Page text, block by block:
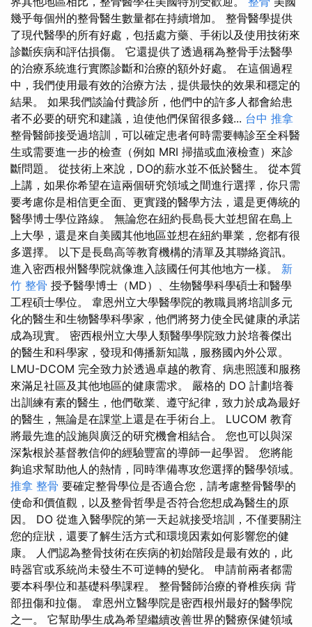
幾乎每個州的整骨醫生數量都在持續增加。 整骨醫學提供
了現代醫學的所有好處，包括處方藥、手術以及使用技術來
診斷疾病和評估損傷。 它還提供了透過稱為整骨手法醫學
的治療系統進行實際診斷和治療的額外好處。 在這個過程
中，我們使用最有效的治療方法，提供最快的效果和穩定的
結果。 如果我們談論付費診所，他們中的許多人都會給患
者不必要的研究和建議，迫使他們保留很多錢... 台中 推拿
整骨醫師接受過培訓，可以確定患者何時需要轉診至全科醫
生或需要進一步的檢查（例如 MRI 掃描或血液檢查）來診
斷問題。 從技術上來說，DO的薪水並不低於醫生。 從本質
上講，如果你希望在這兩個研究領域之間進行選擇，你只需
要考慮你是相信更全面、更實踐的醫學方法，還是更傳統的
醫學博士學位路線。 無論您在紐約長島長大並想留在島上
上大學，還是來自美國其他地區並想在紐約畢業，您都有很
多選擇。 以下是長島高等教育機構的清單及其聯絡資訊。
進入密西根州醫學院就像進入該國任何其他地方一樣。 新
竹 整骨 授予醫學博士（MD）、生物醫學科學碩士和醫學
工程碩士學位。 韋恩州立大學醫學院的教職員將培訓多元
化的醫生和生物醫學科學家，他們將努力使全民健康的承諾
成為現實。 密西根州立大學人類醫學學院致力於培養傑出
的醫生和科學家，發現和傳播新知識，服務國內外公眾。
LMU-DCOM 完全致力於透過卓越的教育、病患照護和服務
來滿足社區及其他地區的健康需求。 嚴格的 DO 計劃培養
出訓練有素的醫生，他們敬業、遵守紀律，致力於成為最好
的醫生，無論是在課堂上還是在手術台上。 LUCOM 教育
將最先進的設施與廣泛的研究機會相結合。 您也可以與深
深紮根於基督教信仰的經驗豐富的導師一起學習。 您將能
夠追求幫助他人的熱情，同時準備專攻您選擇的醫學領域。
推拿 整骨 要確定整骨學位是否適合您，請考慮整骨醫學的
使命和價值觀，以及整骨哲學是否符合您想成為醫生的原
因。 DO 從進入醫學院的第一天起就接受培訓，不僅要關注
您的症狀，還要了解生活方式和環境因素如何影響您的健
康。 人們認為整骨技術在疾病的初始階段是最有效的，此
時器官或系統尚未發生不可逆轉的變化。 申請前兩者都需
要本科學位和基礎科學課程。 整骨醫師治療的脊椎疾病 背
部扭傷和拉傷。 韋恩州立醫學院是密西根州最好的醫學院
之一。 它幫助學生成為希望繼續改善世界的醫療保健領域